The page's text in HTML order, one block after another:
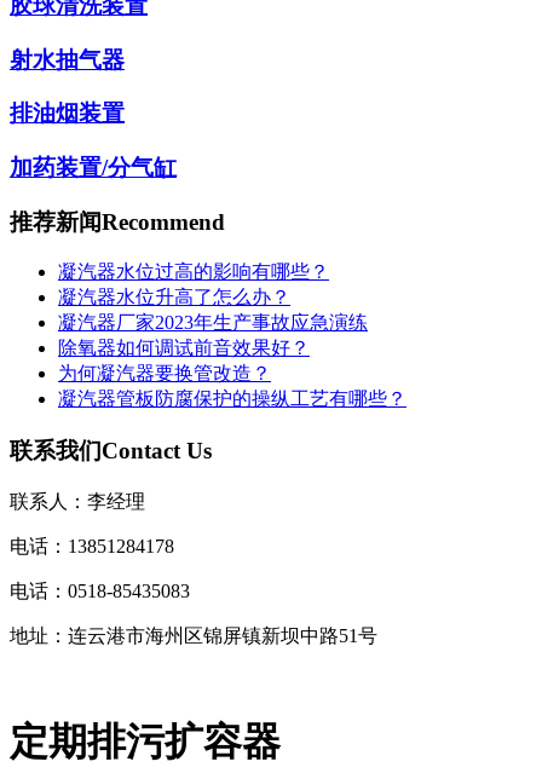
胶球清洗装置
射水抽气器
排油烟装置
加药装置/分气缸
推荐新闻Recommend
凝汽器水位过高的影响有哪些？
凝汽器水位升高了怎么办？
凝汽器厂家2023年生产事故应急演练
除氧器如何调试前音效果好？
为何凝汽器要换管改造？
凝汽器管板防腐保护的操纵工艺有哪些？
联系我们Contact Us
联系人：李经理
电话：13851284178
电话：0518-85435083
地址：连云港市海州区锦屏镇新坝中路51号
定期排污扩容器